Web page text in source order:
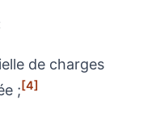
de charges
;[4]